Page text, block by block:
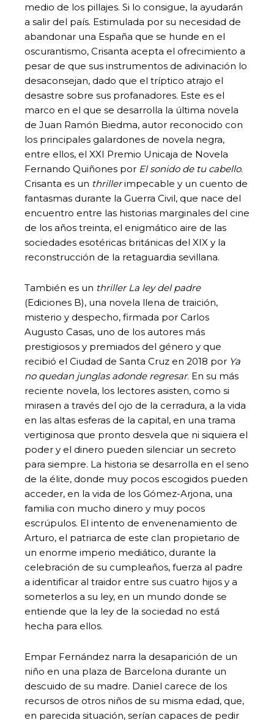
medio de los pillajes. Si lo consigue, la ayudarán
a salir del país. Estimulada por su necesidad de
abandonar una España que se hunde en el
oscurantismo, Crisanta acepta el ofrecimiento a
pesar de que sus instrumentos de adivinación lo
desaconsejan, dado que el tríptico atrajo el
desastre sobre sus profanadores. Este es el
marco en el que se desarrolla la última novela
de Juan Ramón Biedma, autor reconocido con
los principales galardones de novela negra,
entre ellos, el XXI Premio Unicaja de Novela
Fernando Quiñones por El sonido de tu cabello.
Crisanta es un thrillerimpecable y un cuento de
fantasmas durante la Guerra Civil, que nace del
encuentro entre las historias marginales del cine
de los años treinta, el enigmático aire de las
sociedades esotéricas británicas del XIX y la
reconstrucción de la retaguardia sevillana.
También es un thriller La ley del padre
(Ediciones B), una novela llena de traición,
misterio y despecho, firmada por Carlos
Augusto Casas, uno de los autores más
prestigiosos y premiados del género y que
recibió el Ciudad de Santa Cruz en 2018 por Ya
no quedan junglas adonde regresar. En su más
reciente novela, los lectores asisten, como si
mirasen a través del ojo de la cerradura, a la vida
en las altas esferas de la capital, en una trama
vertiginosa que pronto desvela que ni siquiera el
poder y el dinero pueden silenciar un secreto
para siempre. La historia se desarrolla en el seno
de la élite, donde muy pocos escogidos pueden
acceder, en la vida de los Gómez-Arjona, una
familia con mucho dinero y muy pocos
escrúpulos. El intento de envenenamiento de
Arturo, el patriarca de este clan propietario de
un enorme imperio mediático, durante la
celebración de su cumpleaños, fuerza al padre
a identificar al traidor entre sus cuatro hijos y a
someterlos a su ley, en un mundo donde se
entiende que la ley de la sociedad no está
hecha para ellos.
Empar Fernández narra la desaparición de un
niño en una plaza de Barcelona durante un
descuido de su madre. Daniel carece de los
recursos de otros niños de su misma edad, que,
en parecida situación, serían capaces de pedir